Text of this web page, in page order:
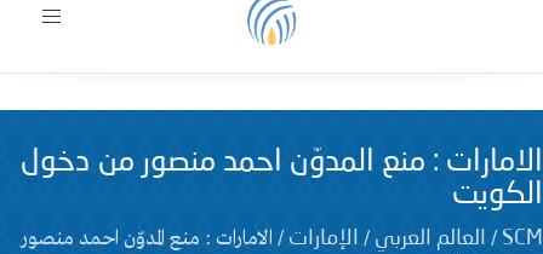
Toggle
الامارات : منع المدوّن احمد منصور من دخول
الكويت
SCM
/ العالم العربي / الإمارات / الامارات : منع المدوّن احمد منصور